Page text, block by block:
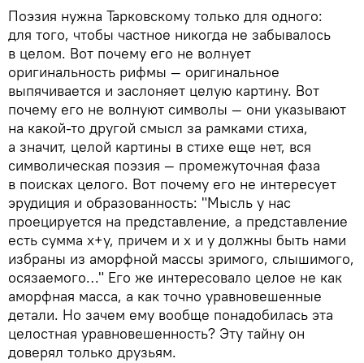
Поэзия нужна Тарковскому только для одного:
для того, чтобы частное никогда не забывалось
в целом. Вот почему его не волнует
оригинальность рифмы — оригинальное
выпячивается и заслоняет целую картину. Вот
почему его не волнуют символы — они указывают
на какой-то другой смысл за рамками стиха,
а значит, целой картины в стихе еще нет, вся
символическая поэзия — промежуточная фаза
в поисках целого. Вот почему его не интересует
эрудиция и образованность: "Мысль у нас
проецируется на представление, а представление
есть сумма х+y, причем и х и y должны быть нами
избраны из аморфной массы зримого, слышимого,
осязаемого…" Его же интересовало целое не как
аморфная масса, а как точно уравновешенные
детали. Но зачем ему вообще понадобилась эта
целостная уравновешенность? Эту тайну он
доверял только друзьям.